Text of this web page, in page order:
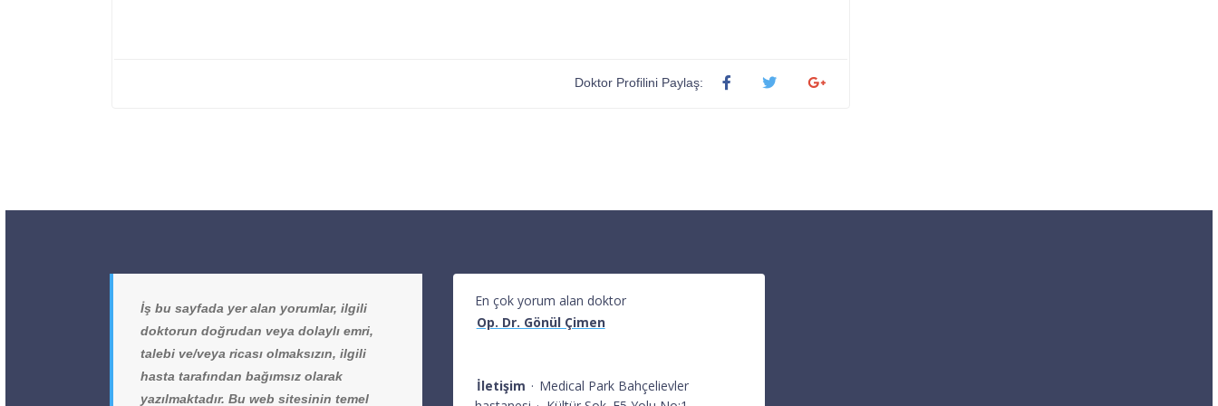
Doktor Profilini Paylaş:
İş bu sayfada yer alan yorumlar, ilgili
doktorun doğrudan veya dolaylı emri,
talebi ve/veya ricası olmaksızın, ilgili
hasta tarafından bağımsız olarak
yazılmaktadır. Bu web sitesinin temel
En çok yorum alan doktor
Op. Dr. Gönül Çimen
İletişim · Medical Park Bahçelievler